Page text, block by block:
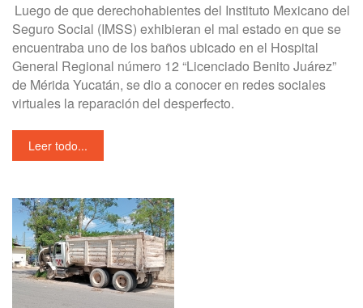
Luego de que derechohabientes del Instituto Mexicano del
Seguro Social (IMSS) exhibieran el mal estado en que se
encuentraba uno de los baños ubicado en el Hospital
General Regional número 12 “Licenciado Benito Juárez”
de Mérida Yucatán, se dio a conocer en redes sociales
virtuales la reparación del desperfecto.
Leer todo...